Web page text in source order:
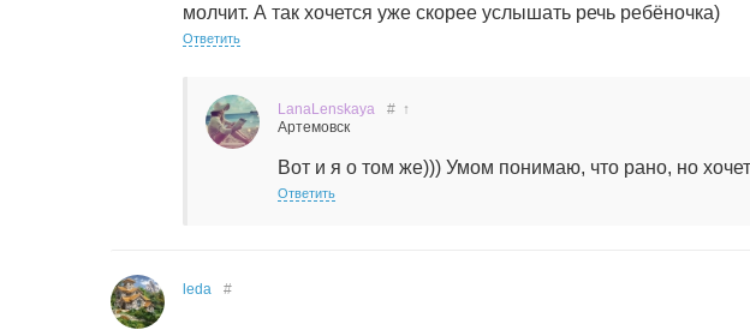
молчит. А так хочется уже скорее услышать речь ребёночка)
Ответить
LanaLenskaya
Артемовск
# ↑
Вот и я о том же))) Умом понимаю, что рано, но
Ответить
leda #